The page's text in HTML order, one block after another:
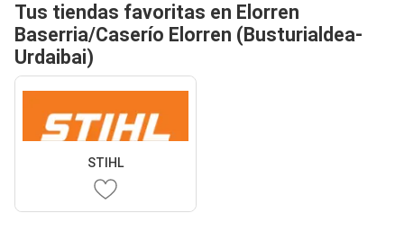
Tus tiendas favoritas en Elorren
Baserria/Caserío Elorren (Busturialdea-
Urdaibai)
STIHL